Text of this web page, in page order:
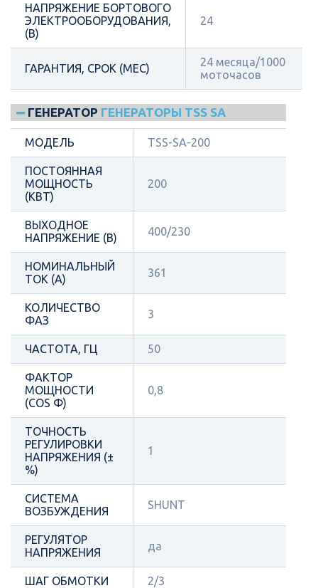
НАПРЯЖЕНИЕ БОРТОВОГО
ЭЛЕКТРООБОРУДОВАНИЯ,
(В)
24
ГАРАНТИЯ, СРОК (МЕС)
24 месяца/1000
моточасов
ГЕНЕРАТОР ГЕНЕРАТОРЫ TSS SA
МОДЕЛЬ TSS-SA-200
ПОСТОЯННАЯ
МОЩНОСТЬ
(КВТ)
200
ВЫХОДНОЕ
НАПРЯЖЕНИЕ (В)
400/230
НОМИНАЛЬНЫЙ
ТОК (А)
361
КОЛИЧЕСТВО
ФАЗ
3
ЧАСТОТА, ГЦ 50
ФАКТОР
МОЩНОСТИ
(COS Φ)
0,8
ТОЧНОСТЬ
РЕГУЛИРОВКИ
НАПРЯЖЕНИЯ (±
%)
1
СИСТЕМА
ВОЗБУЖДЕНИЯ
SHUNT
РЕГУЛЯТОР
НАПРЯЖЕНИЯ
да
ШАГ ОБМОТКИ 2/3